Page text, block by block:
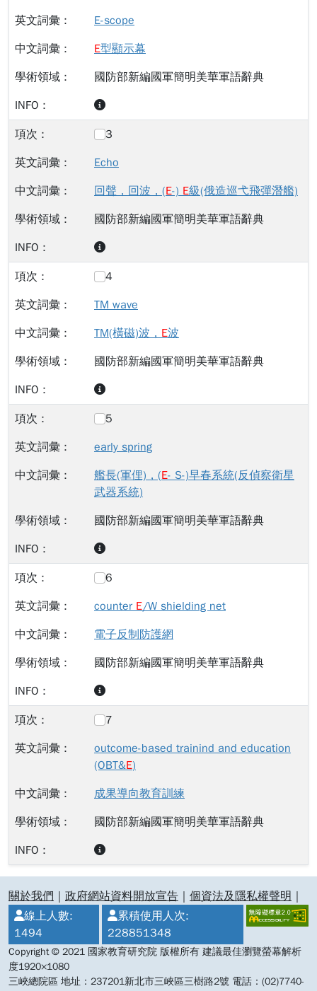
E-scope
E型顯示幕
國防部新編國軍簡明美華軍語辭典
3
Echo
回聲，回波，(E-) E級(俄造巡弋飛彈潛艦)
國防部新編國軍簡明美華軍語辭典
4
TM wave
TM(橫磁)波， E波
國防部新編國軍簡明美華軍語辭典
5
early spring
艦長(軍俚)，(E- S-)早春系統(反偵察衛星
武器系統)
國防部新編國軍簡明美華軍語辭典
6
counter E/W shielding net
電子反制防護網
國防部新編國軍簡明美華軍語辭典
7
outcome-based trainind and education
(OBT&E)
成果導向教育訓練
國防部新編國軍簡明美華軍語辭典
:::關於我們 政府網站資料開放宣告 個資法及隱私權聲明
線上人數:
1494
累積使用人次:
228851348
Copyright © 2021 國家教育研究院 版權所有 建議最佳瀏覽螢幕解析
度1920×1080
三峽總院區 地址：237201新北市三峽區三樹路2號 電話：(02)7740-